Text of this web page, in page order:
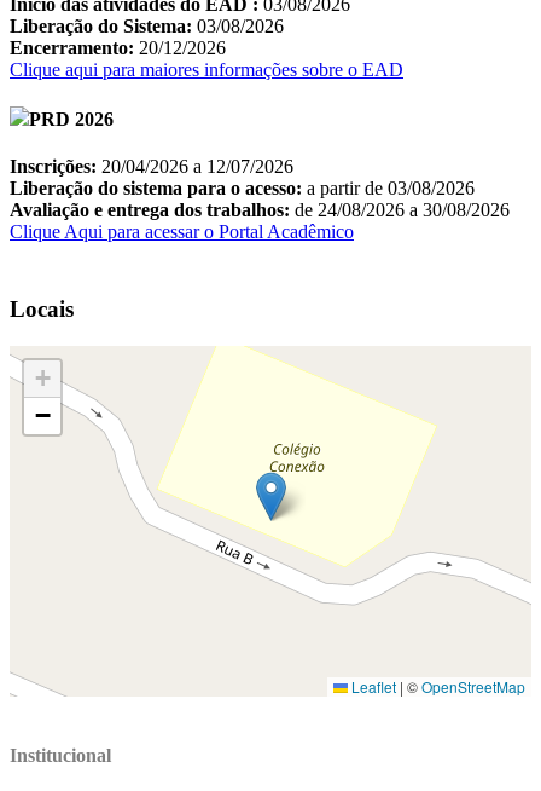
Locais
Institucional